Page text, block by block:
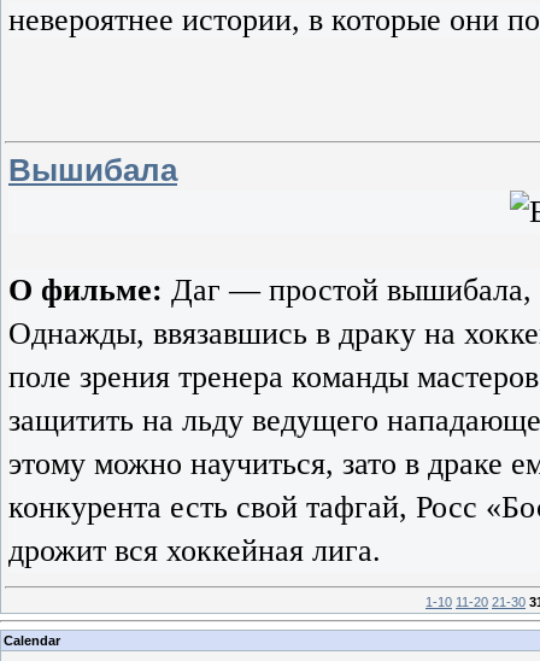
невероятнее истории, в которые они
Вышибала
О фильме: Даг — простой вышибала,
Однажды, ввязавшись в драку на
поле зрения тренера команды
защитить на льду ведущего
этому можно научиться, зато в драке
конкурента есть свой тафгай, Росс
дрожит вся хоккейная лига.
1-10 11-20 21-30
Calendar